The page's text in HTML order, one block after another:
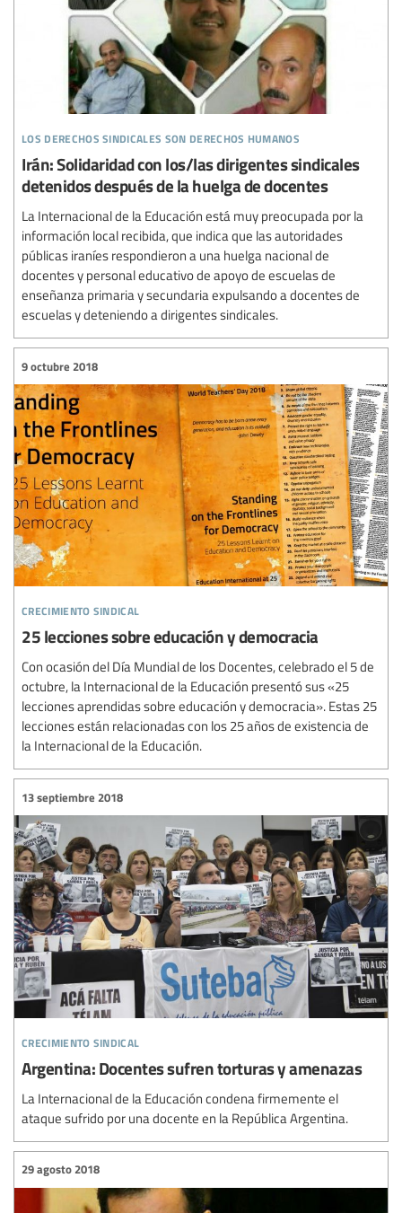
los derechos sindicales son derechos humanos
Irán: Solidaridad con los/las dirigentes sindicales
detenidos después de la huelga de docentes
La Internacional de la Educación está muy preocupada por la
información local recibida, que indica que las autoridades
públicas iraníes respondieron a una huelga nacional de
docentes y personal educativo de apoyo de escuelas de
enseñanza primaria y secundaria expulsando a docentes de
escuelas y deteniendo a dirigentes sindicales.
crecimiento sindical
9 octubre 2018
25 lecciones sobre educación y democracia
Con ocasión del Día Mundial de los Docentes, celebrado el 5 de
octubre, la Internacional de la Educación presentó sus «25
lecciones aprendidas sobre educación y democracia». Estas 25
lecciones están relacionadas con los 25 años de existencia de
la Internacional de la Educación.
crecimiento sindical
13 septiembre 2018
Argentina: Docentes sufren torturas y amenazas
La Internacional de la Educación condena firmemente el
ataque sufrido por una docente en la República Argentina.
29 agosto 2018